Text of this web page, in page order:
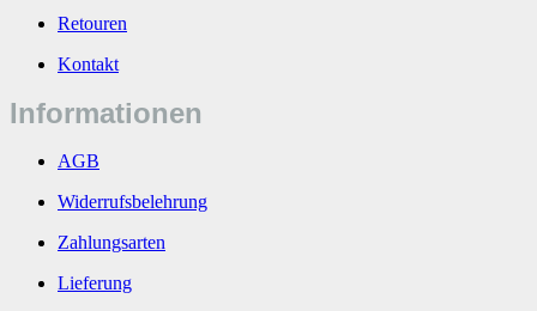
Retouren
Kontakt
Informationen
AGB
Widerrufsbelehrung
Zahlungsarten
Lieferung